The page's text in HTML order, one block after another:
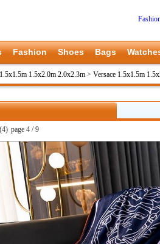
Fashion Shoes Bags
1.5x2.0m 2.0x2.3m > Versace 1.5x1.5m
page 4 / 9
上一张